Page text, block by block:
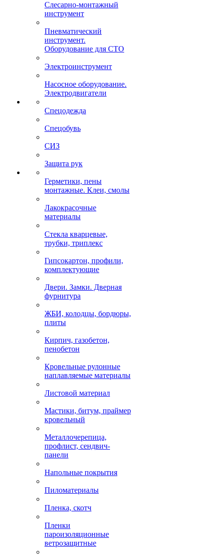
Слесарно-монтажный
инструмент
Пневматический
инструмент.
Оборудование для СТО
Электроинструмент
Насосное оборудование.
Электродвигатели
Спецодежда
Спецобувь
СИЗ
Защита рук
Герметики, пены
монтажные. Клеи, смолы
Лакокрасочные
материалы
Стекла кварцевые,
трубки, триплекс
Гипсокартон, профили,
комплектующие
Двери. Замки. Дверная
фурнитура
ЖБИ, колодцы, бордюры,
плиты
Кирпич, газобетон,
пенобетон
Кровельные рулонные
наплавляемые материалы
Листовой материал
Мастики, битум, праймер
кровельный
Металлочерепица,
профлист, сендвич-
панели
Напольные покрытия
Пиломатериалы
Пленка, скотч
Пленки
пароизоляционные
ветрозащитные